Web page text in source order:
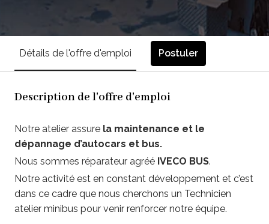
Détails de l'offre d'emploi Postuler
Description de l'offre d'emploi
Notre atelier assure la maintenance et le
dépannage d’autocars et bus.
Nous sommes réparateur agréé IVECO BUS.
Notre activité est en constant développement et c’est
dans ce cadre que nous cherchons un Technicien
atelier minibus pour venir renforcer notre équipe.